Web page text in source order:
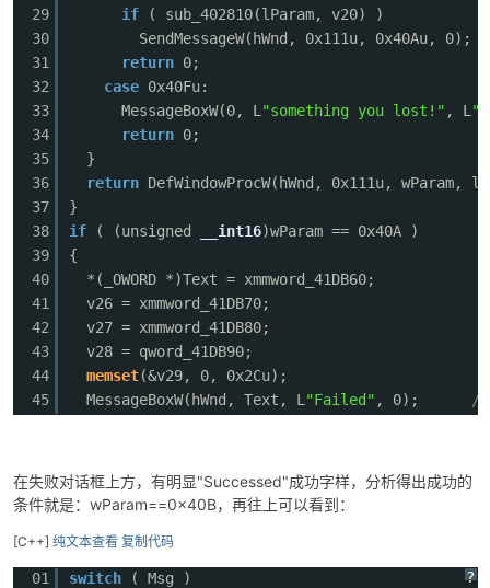
29
30
31
32
33
34
35
36
37
38
39
40
41
42
43
44
45
if
( sub_402810(lParam, v20) )
SendMessageW(hWnd, 0x111u, 0x40Au, 0);
return 0;
case 0x40Fu:
MessageBoxW(0, L "something you lost!" , L
return 0;
}
return DefWindowProcW(hWnd, 0x111u, wParam,
}
if
( (unsigned __int16)wParam == 0x40A )
{
*(_OWORD *)Text = xmmword_41DB60;
v26 = xmmword_41DB70;
v27 = xmmword_41DB80;
v28 = qword_41DB90;
memset(&v29, 0, 0x2Cu);
MessageBoxW(hWnd, Text, L "Failed" , 0); //
在失败对话框上方，有明显"Successed"成功字样，分析得出成功的
条件就是：wParam==0x40B，再往上可以看到：
[C++] 纯文本查看 复制代码
?
01
switch
( Msg )